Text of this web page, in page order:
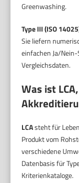
Greenwashing.
Type III (ISO
Sie liefern
einfachen Ja/
Vergleichsdaten.
Was ist
LCAsteht für
Produkt vom
verschiedene
Datenbasis für
Kriterienkataloge.